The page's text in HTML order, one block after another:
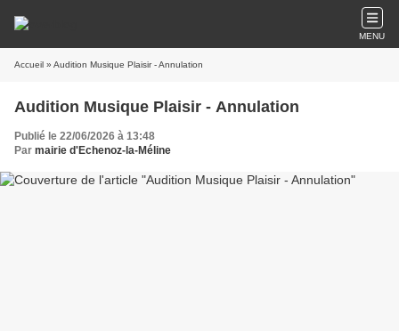
MENU
Accueil » Audition Musique Plaisir - Annulation
Audition Musique Plaisir - Annulation
Publié le 22/06/2026 à 13:48
Par mairie d'Echenoz-la-Méline